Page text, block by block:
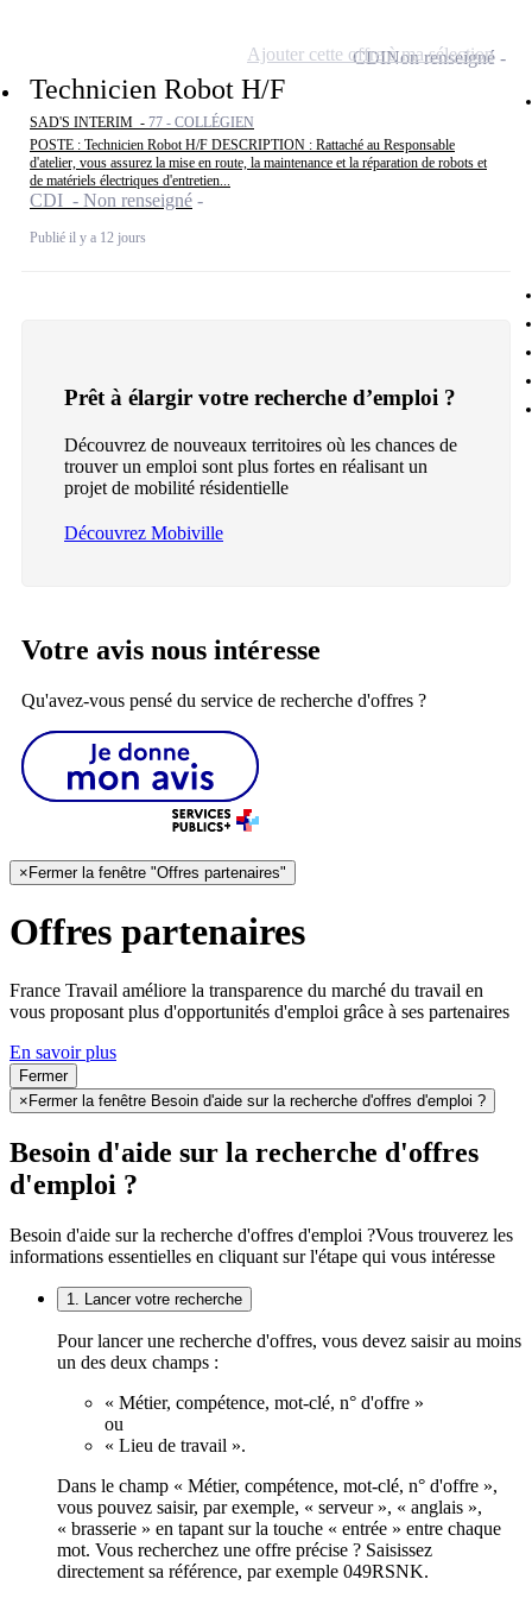
Technicien Robot H/F
SAD'S INTERIM - 77 - COLLÉGIEN
POSTE : Technicien Robot H/F DESCRIPTION : Rattaché au Responsable
d'atelier, vous assurez la mise en route, la maintenance et la réparation de robots et
de matériels électriques d'entretien...
CDI - Non renseigné
Publié il y a 12 jours
CDINon renseigné
Ajouter cette offre à ma sélection
Prêt à élargir votre recherche d’emploi ?
Découvrez de nouveaux territoires où les chances de
trouver un emploi sont plus fortes en réalisant un
projet de mobilité résidentielle
Découvrez Mobiville
Votre avis nous intéresse
Qu'avez-vous pensé du service de recherche d'offres ?
× Fermer la fenêtre "Offres partenaires"
Offres partenaires
France Travail améliore la transparence du marché du travail en
vous proposant plus d'opportunités d'emploi grâce à ses partenaires
En savoir plus
Fermer
× Fermer la fenêtre Besoin d'aide sur la recherche d'offres d'emploi ?
Besoin d'aide sur la recherche d'offres
d'emploi ?
Besoin d'aide sur la recherche d'offres d'emploi ?Vous trouverez les
informations essentielles en cliquant sur l'étape qui vous intéresse
1. Lancer votre recherche
Pour lancer une recherche d'offres, vous devez saisir au moins
un des deux champs :
« Métier, compétence, mot-clé, n° d'offre »
ou
« Lieu de travail ».
Dans le champ « Métier, compétence, mot-clé, n° d'offre »,
vous pouvez saisir, par exemple, « serveur », « anglais »,
« brasserie » en tapant sur la touche « entrée » entre chaque
mot. Vous recherchez une offre précise ? Saisissez
directement sa référence, par exemple 049RSNK.